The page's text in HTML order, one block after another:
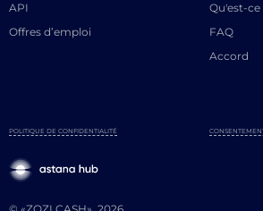
API
Offres d’emploi
Qu'est-ce
FAQ
Accord
POLITIQUE DE CONFIDENTIALITÉ